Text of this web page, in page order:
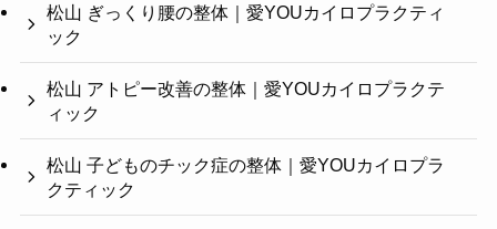
松山 ぎっくり腰の整体｜愛YOUカイロプラクティ
ック
松山 アトピー改善の整体｜愛YOUカイロプラクテ
ィック
松山 子どものチック症の整体｜愛YOUカイロプラ
クティック